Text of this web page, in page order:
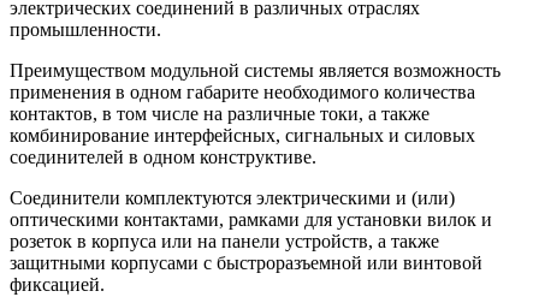
электрических соединений в различных отраслях
промышленности.
Преимуществом модульной системы является возможность
применения в одном габарите необходимого количества
контактов, в том числе на различные токи, а также
комбинирование интерфейсных, сигнальных и силовых
соединителей в одном конструктиве.
Соединители комплектуются электрическими и (или)
оптическими контактами, рамками для установки вилок и
розеток в корпуса или на панели устройств, а также
защитными корпусами с быстроразъемной или винтовой
фиксацией.